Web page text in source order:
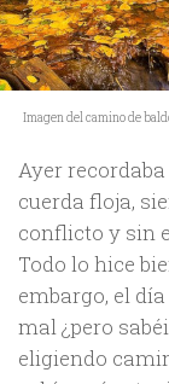
Imagen del camino de
Ayer
cuerda floja,
conflicto y sin
Todo lo hice
embargo, el
mal ¿pero
eligiendo